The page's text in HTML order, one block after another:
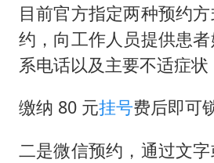
目前官方指定两种预约
约，向工作人员提供患
系电话以及主要不适症状
缴纳 80 元挂号费后即可
二是微信预约，通过文